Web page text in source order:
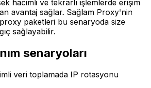
hacimli ve tekrarlı işlemlerde erişim
avantaj sağlar. Sağlam Proxy'nin
paketleri bu senaryoda size
sağlayabilir.
senaryoları
veri toplamada IP rotasyonu